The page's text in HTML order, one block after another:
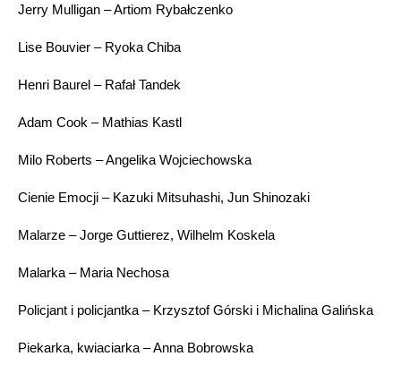
Jerry Mulligan – Artiom Rybałczenko
Lise Bouvier – Ryoka Chiba
Henri Baurel – Rafał Tandek
Adam Cook – Mathias Kastl
Milo Roberts – Angelika Wojciechowska
Cienie Emocji – Kazuki Mitsuhashi, Jun Shinozaki
Malarze – Jorge Guttierez, Wilhelm Koskela
Malarka – Maria Nechosa
Policjant i policjantka – Krzysztof Górski i Michalina Galińska
Piekarka, kwiaciarka – Anna Bobrowska